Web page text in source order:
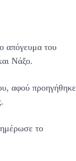
απόγευμα του
Νάξο.
αφού προηγήθηκε
το